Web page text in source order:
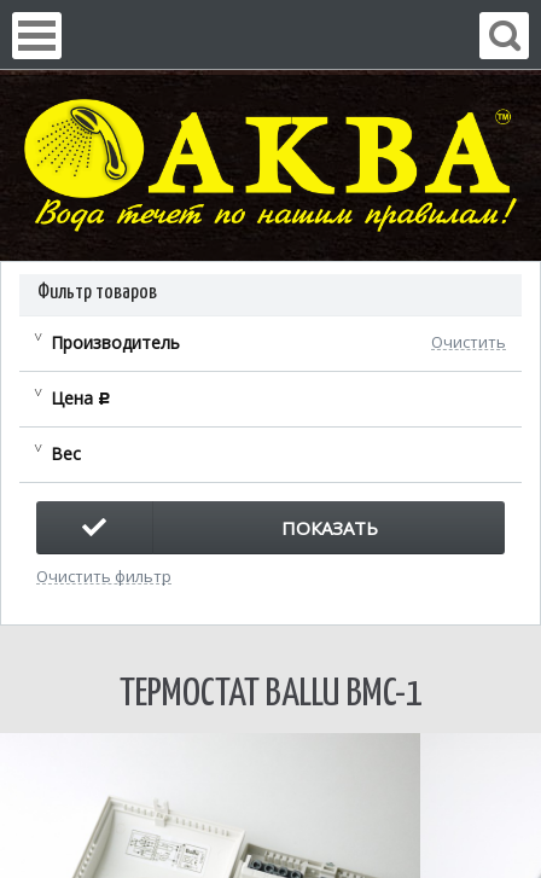
Фильтр товаров
Производитель Очистить
Цена c
Вес
ПОКАЗАТЬ
Очистить фильтр
ТЕРМОСТАТ BALLU BMC-1